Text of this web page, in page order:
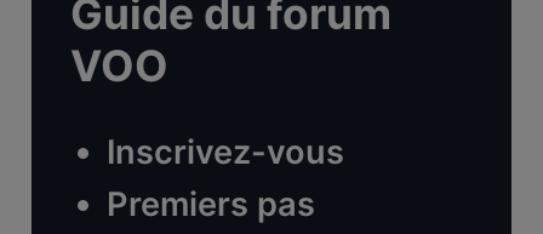
Guide du forum
VOO
Inscrivez-vous
Premiers pas